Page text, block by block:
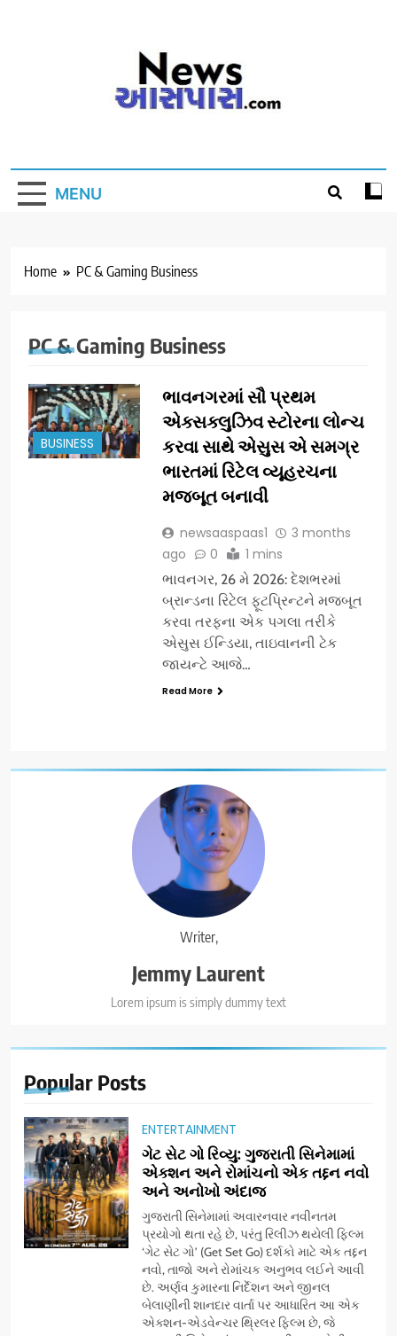
MENU
Home PC & Gaming Business
Writer,
Jemmy Laurent
Lorem ipsum is simply dummy text
Popular Posts
ENTERTAINMENT
ગેટ સેટ ગો રિવ્યુ: ગુજરાતી સિનેમામાં
એક્શન અને રોમાંચનો એક તદ્દન નવો
અને અનોખો અંદાજ
ગુજરાતી સિનેમામાં અવારનવાર નવીનતમ
પ્રયોગો થતા રહે છે, પરંતુ રિલીઝ થયેલી ફિલ્મ
‘ગેટ સેટ ગો’ (Get Set Go) દર્શકો માટે એક તદ્દન
નવો, તાજો અને રોમાંચક અનુભવ લઈને આવી
છે. અર્ણવ કુમારના નિર્દેશન અને જીનલ
બેલાણીની શાનદાર વાર્તા પર આધારિત આ એક
એક્શન-એડવેન્ચર થ્રિલર ફિલ્મ છે, જે
PC & Gaming Business
BUSINESS
ભાવનગરમાં સૌ પ્રથમ
એક્સક્લુઝિવ સ્ટોરના લોન્ચ
કરવા સાથે એસુસ એ સમગ્ર
ભારતમાં રિટેલ વ્યૂહરચના
મજબૂત બનાવી
newsaaspaas1
3 months
ago
0 1 mins
ભાવનગર, 26 મે 2026: દેશભરમાં
બ્રાન્ડના રિટેલ ફૂટપ્રિન્ટને મજબૂત
કરવા તરફના એક પગલા તરીકે
એસુસ ઈન્ડિયા, તાઇવાનની ટેક
જાયન્ટે આજે…
Read More